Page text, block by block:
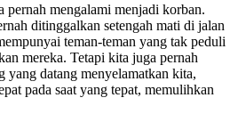
pernah mengalami menjadi korban.
ditinggalkan setengah mati di jalan
teman-teman yang tak peduli
mereka. Tetapi kita juga pernah
yang datang menyelamatkan kita,
pada saat yang tepat, memulihkan